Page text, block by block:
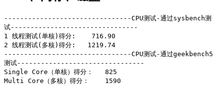
--------------------------------CPU测试-通过sysbench测
试--------------------------------
1 线程测试(单核)得分:    716.90
2 线程测试(多核)得分:   1219.74
--------------------------------CPU测试-通过geekbench5
测试--------------------------------
Single Core（单核）得分：   825
Multi Core（多核）得分：    1590